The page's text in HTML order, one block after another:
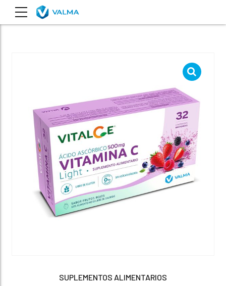
SUPLEMENTOS ALIMENTARIOS